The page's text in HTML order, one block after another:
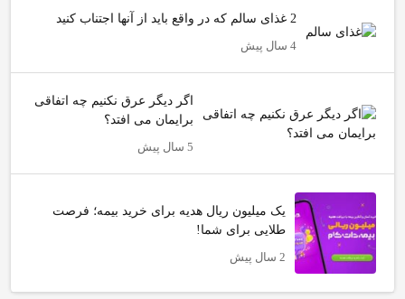
2 غذای سالم که در واقع باید از آنها اجتناب کنید
4 سال پیش
اگر دیگر عرق نکنیم چه اتفاقی
برایمان می افتد؟
5 سال پیش
یک میلیون ریال هدیه برای خرید بیمه؛ فرصت
طلایی برای شما!
2 سال پیش